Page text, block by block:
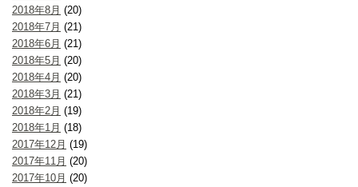
2018年8月 (20)
2018年7月 (21)
2018年6月 (21)
2018年5月 (20)
2018年4月 (20)
2018年3月 (21)
2018年2月 (19)
2018年1月 (18)
2017年12月 (19)
2017年11月 (20)
2017年10月 (20)